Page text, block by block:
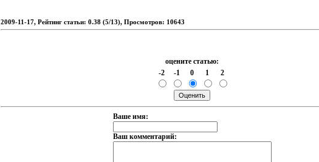
2009-11-17, Рейтинг статьи: 0.38 (5/13), Просмотров: 10643
оцените статью:
-2
-1 0 1 2
Ваше имя:
Ваш комментарий: